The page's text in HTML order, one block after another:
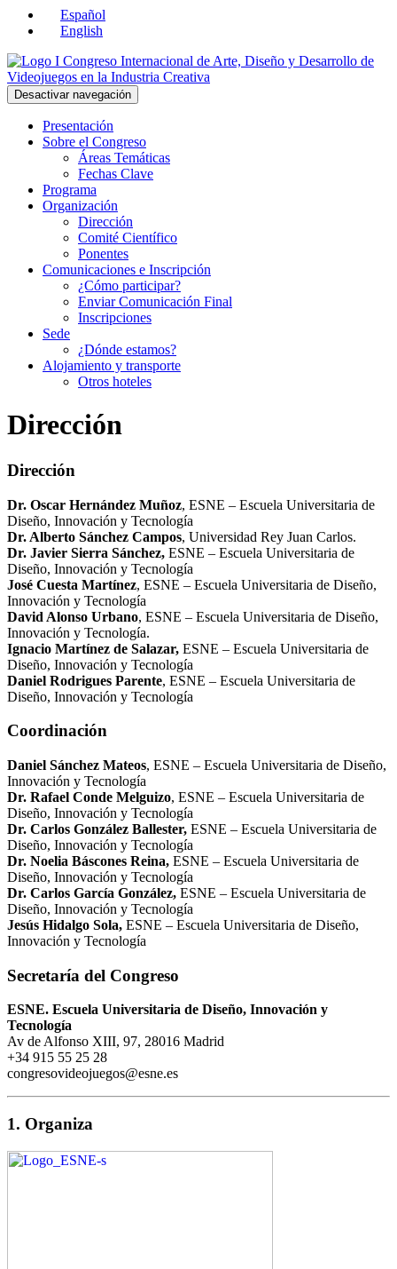
Español
English
Desactivar navegación
Presentación
Sobre el Congreso
Áreas Temáticas
Fechas Clave
Programa
Organización
Dirección
Comité Científico
Ponentes
Comunicaciones e Inscripción
¿Cómo participar?
Enviar Comunicación Final
Inscripciones
Sede
¿Dónde estamos?
Alojamiento y transporte
Otros hoteles
Dirección
Dirección
Dr. Oscar Hernández Muñoz, ESNE – Escuela Universitaria de
Diseño, Innovación y Tecnología
Dr. Alberto Sánchez Campos, Universidad Rey Juan Carlos.
Dr. Javier Sierra Sánchez, ESNE – Escuela Universitaria de
Diseño, Innovación y Tecnología
José Cuesta Martínez, ESNE – Escuela Universitaria de Diseño,
Innovación y Tecnología
David Alonso Urbano, ESNE – Escuela Universitaria de Diseño,
Innovación y Tecnología.
Ignacio Martínez de Salazar, ESNE – Escuela Universitaria de
Diseño, Innovación y Tecnología
Daniel Rodrigues Parente, ESNE – Escuela Universitaria de
Diseño, Innovación y Tecnología
Coordinación
Daniel Sánchez Mateos, ESNE – Escuela Universitaria de Diseño,
Innovación y Tecnología
Dr. Rafael Conde Melguizo, ESNE – Escuela Universitaria de
Diseño, Innovación y Tecnología
Dr. Carlos González Ballester, ESNE – Escuela Universitaria de
Diseño, Innovación y Tecnología
Dr. Noelia Báscones Reina, ESNE – Escuela Universitaria de
Diseño, Innovación y Tecnología
Dr. Carlos García González, ESNE – Escuela Universitaria de
Diseño, Innovación y Tecnología
Jesús Hidalgo Sola, ESNE – Escuela Universitaria de Diseño,
Innovación y Tecnología
Secretaría del Congreso
ESNE. Escuela Universitaria de Diseño, Innovación y
Tecnología
Av de Alfonso XIII, 97, 28016 Madrid
+34 915 55 25 28
congresovideojuegos@esne.es
1. Organiza